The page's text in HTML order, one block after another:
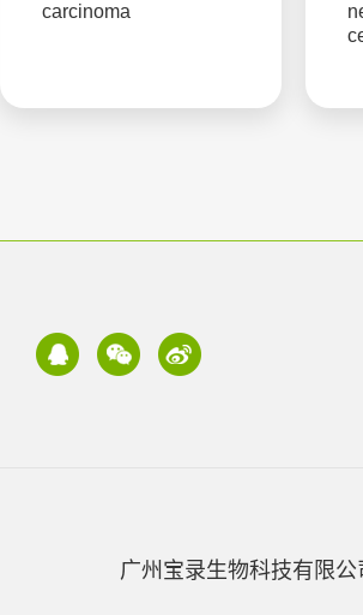
carcinoma
广州宝录生物科技有限公